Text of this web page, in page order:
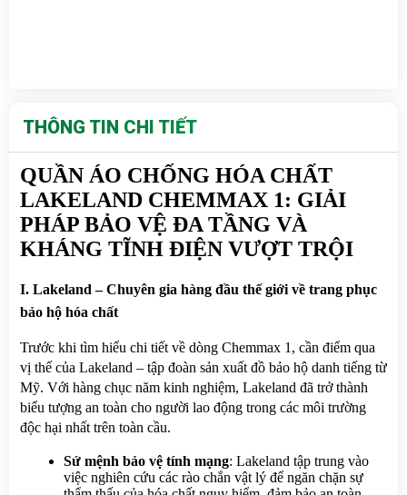
THÔNG TIN CHI TIẾT
QUẦN ÁO CHỐNG HÓA CHẤT
LAKELAND CHEMMAX 1: GIẢI
PHÁP BẢO VỆ ĐA TẦNG VÀ
KHÁNG TĨNH ĐIỆN VƯỢT TRỘI
I. Lakeland – Chuyên gia hàng đầu thế giới về trang phục
bảo hộ hóa chất
Trước khi tìm hiểu chi tiết về dòng Chemmax 1, cần điểm qua
vị thế của Lakeland – tập đoàn sản xuất đồ bảo hộ danh tiếng từ
Mỹ. Với hàng chục năm kinh nghiệm, Lakeland đã trở thành
biểu tượng an toàn cho người lao động trong các môi trường
độc hại nhất trên toàn cầu.
Sứ mệnh bảo vệ tính mạng: Lakeland tập trung vào
việc nghiên cứu các rào chắn vật lý để ngăn chặn sự